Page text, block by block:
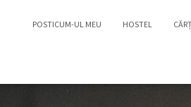
POSTICUM-UL MEU HOSTEL